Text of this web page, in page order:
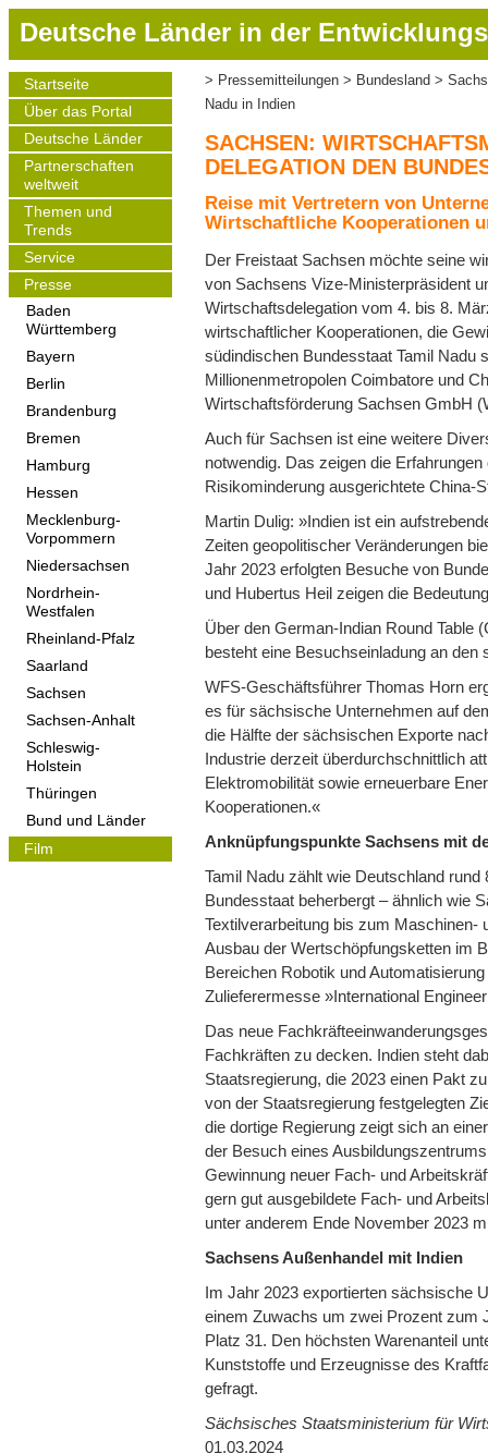
r
Deutsche Länder in der
Main
navigation
Startseite
Über das Portal
Deutsche Länder
Partnerschaften
weltweit
Themen und
Trends
Service
Presse
Baden
Württemberg
Bayern
Berlin
Brandenburg
Bremen
Hamburg
Hessen
Mecklenburg-
Vorpommern
Niedersachsen
Nordrhein-
Westfalen
Rheinland-Pfalz
Saarland
Sachsen
Sachsen-Anhalt
Schleswig-
Holstein
Thüringen
Bund und Länder
Film
Pfadnavigation
Pressemitteilungen Bundesland
Nadu in Indien
SACHSEN:
DELEGATION DEN
Reise mit Vertretern von
Wirtschaftliche Kooperationen
Der Freistaat Sachsen möchte seine
von Sachsens Vize-Ministerpräsident
Wirtschaftsdelegation vom 4. bis 8.
wirtschaftlicher Kooperationen, die
südindischen Bundesstaat Tamil Nadu
Millionenmetropolen Coimbatore und
Wirtschaftsförderung Sachsen GmbH
Auch für Sachsen ist eine weitere
notwendig. Das zeigen die
Risikominderung ausgerichtete China-
Martin Dulig: »Indien ist ein
Zeiten geopolitischer Veränderungen
Jahr 2023 erfolgten Besuche von
und Hubertus Heil zeigen die
Über den German-Indian Round Table
besteht eine Besuchseinladung an
WFS-Geschäftsführer Thomas Horn
es für sächsische Unternehmen auf
die Hälfte der sächsischen Exporte
Industrie derzeit überdurchschnittlich
Elektromobilität sowie erneuerbare
Kooperationen.«
Anknüpfungspunkte Sachsens mit
Tamil Nadu zählt wie Deutschland
Bundesstaat beherbergt – ähnlich wie
Textilverarbeitung bis zum Maschinen-
Ausbau der Wertschöpfungsketten im
Bereichen Robotik und
Zulieferermesse »International
Das neue
Fachkräften zu decken. Indien steht
Staatsregierung, die 2023 einen Pakt
von der Staatsregierung festgelegten
die dortige Regierung zeigt sich an
der Besuch eines
Gewinnung neuer Fach- und
gern gut ausgebildete Fach- und
unter anderem Ende November 2023
Sachsens Außenhandel mit Indien
Im Jahr 2023 exportierten sächsische
einem Zuwachs um zwei Prozent zum
Platz 31. Den höchsten Warenanteil
Kunststoffe und Erzeugnisse des
gefragt.
Sächsisches Staatsministerium für
01.03.2024